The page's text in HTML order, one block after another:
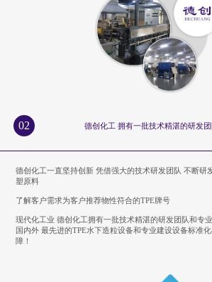
02 德创化工 拥有一批技术精湛的研发
德创化工一直坚持创新 凭借强大的技术研发团队 不断研
塑原料
了解客户需求为客户推荐物性符合的TPE牌号
现代化工业 德创化工拥有一批技术精湛的研发团队和专
国内外 最先进的TPE水下造粒设备和专业建设设备标准
障！